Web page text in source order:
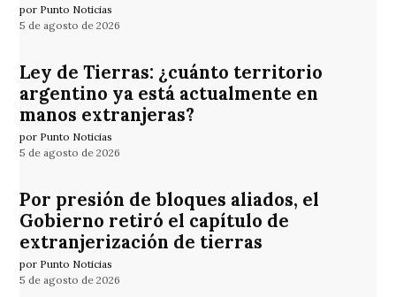
por Punto Noticias
5 de agosto de 2026
Ley de Tierras: ¿cuánto territorio
argentino ya está actualmente en
manos extranjeras?
por Punto Noticias
5 de agosto de 2026
Por presión de bloques aliados, el
Gobierno retiró el capítulo de
extranjerización de tierras
por Punto Noticias
5 de agosto de 2026